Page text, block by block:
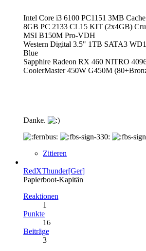
Intel Core i3 6100 PC1151 3MB
8GB PC 2133 CL15 KIT (2x4GB)
MSI B150M Pro-VDH
Western Digital 3.5" 1TB SATA3
Blue
Sapphire Radeon RX 460 NITRO
CoolerMaster 450W G450M
Danke.
Zitieren
RedXThunder[Ger]
Papierboot-Kapitän
Reaktionen
1
Punkte
16
Beiträge
3